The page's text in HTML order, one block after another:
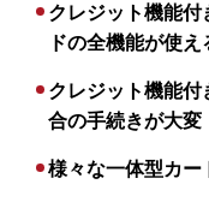
クレジット機能
ドの全機能が使え
クレジット機能
合の手続きが大変
様々な一体型カー